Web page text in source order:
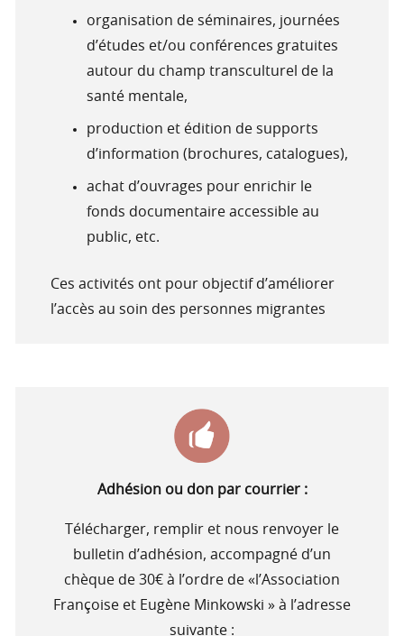
organisation de séminaires, journées
d’études et/ou conférences gratuites
autour du champ transculturel de la
santé mentale,
production et édition de supports
d’information (brochures, catalogues),
achat d’ouvrages pour enrichir le
fonds documentaire accessible au
public, etc.
Ces activités ont pour objectif d’améliorer
l’accès au soin des personnes migrantes
Adhésion ou don par courrier :
Télécharger, remplir et nous renvoyer le
bulletin d’adhésion, accompagné d’un
chèque de 30€ à l’ordre de «l’Association
Françoise et Eugène Minkowski » à l’adresse
suivante :